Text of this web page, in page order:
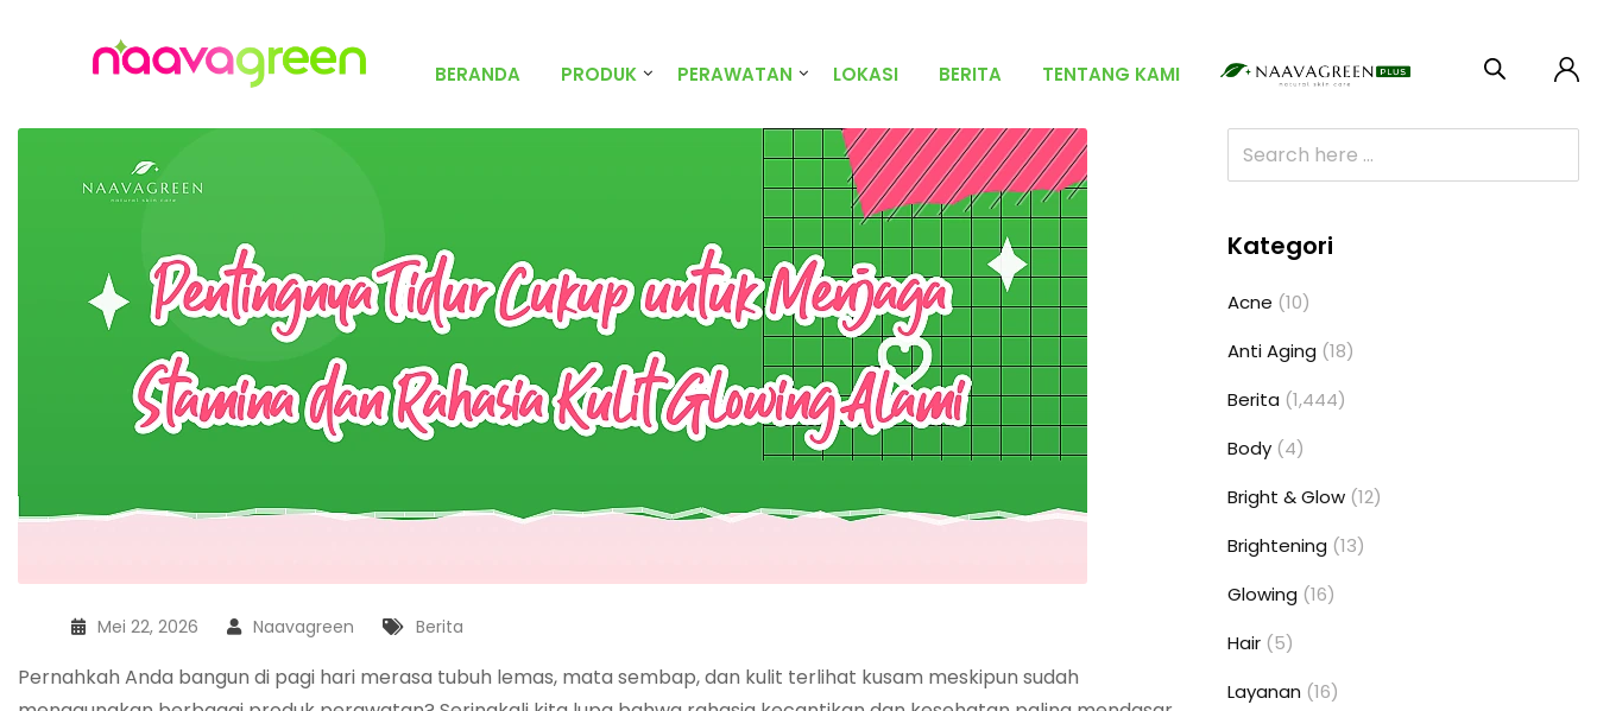
BERANDA PRODUK PERAWATAN LOKASI BERITA TENTANG KAMI
Mei 22, 2026 Naavagreen Berita
Pernahkah Anda bangun di pagi hari merasa tubuh lemas, mata sembap, dan kulit terlihat kusam meskipun sudah
Kategori
Acne (10)
Anti Aging (18)
Berita (1,444)
Body (4)
Bright & Glow (12)
Brightening (13)
Glowing (16)
Hair (5)
Layanan (16)